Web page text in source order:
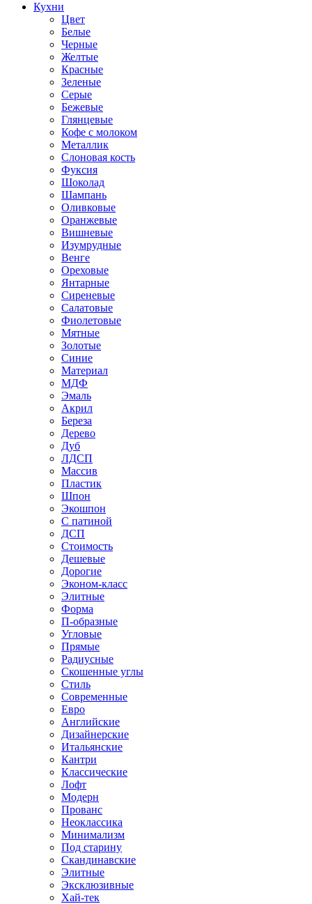
Кухни
Цвет
Белые
Черные
Желтые
Красные
Зеленые
Серые
Бежевые
Глянцевые
Кофе с молоком
Металлик
Слоновая кость
Фуксия
Шоколад
Шампань
Оливковые
Оранжевые
Вишневые
Изумрудные
Венге
Ореховые
Янтарные
Сиреневые
Салатовые
Фиолетовые
Мятные
Золотые
Синие
Материал
МДФ
Эмаль
Акрил
Береза
Дерево
Дуб
ЛДСП
Массив
Пластик
Шпон
Экошпон
С патиной
ДСП
Стоимость
Дешевые
Дорогие
Эконом-класс
Элитные
Форма
П-образные
Угловые
Прямые
Радиусные
Скошенные углы
Стиль
Современные
Евро
Английские
Дизайнерские
Итальянские
Кантри
Классические
Лофт
Модерн
Прованс
Неоклассика
Минимализм
Под старину
Скандинавские
Элитные
Эксклюзивные
Хай-тек